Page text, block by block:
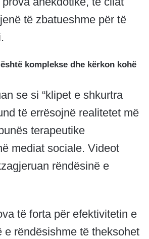
të zbatueshme për të
komplekse dhe kërkon kohë
se si “klipet e shkurtra
të errësojnë realitetet më
terapeutike
mediat sociale. Videot
rëndësinë e
të forta për efektivitetin e
e rëndësishme të theksohet